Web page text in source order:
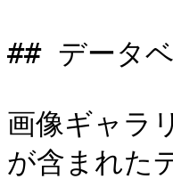
## データ
画像ギャラ
が含まれた